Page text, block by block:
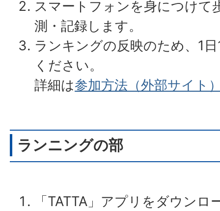
スマートフォンを身につけて
測・記録します。
ランキングの反映のため、1
ください。
詳細は参加方法（外部サイト
ランニングの部
「TATTA」アプリをダウンロ